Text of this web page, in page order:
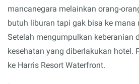
mancanegara melainkan orang-
butuh liburan tapi gak bisa ke mana
Setelah mengumpulkan keberanian
kesehatan yang diberlakukan hotel.
ke Harris Resort Waterfront.